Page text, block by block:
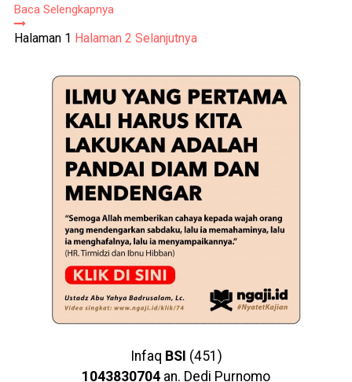
Baca Selengkapnya
Paginasi
Halaman 1 Halaman 2 Selanjutnya
Infaq BSI (451)
1043830704 an. Dedi Purnomo